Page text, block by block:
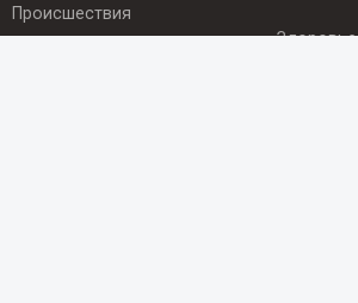
Происшествия
Здоровье